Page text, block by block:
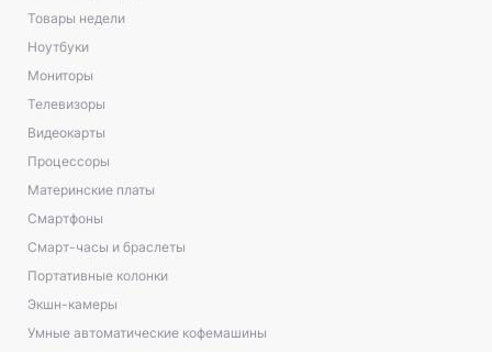
Товары недели
Ноутбуки
Мониторы
Телевизоры
Видеокарты
Процессоры
Материнские платы
Смартфоны
Смарт-часы и браслеты
Портативные колонки
Экшн-камеры
Умные автоматические кофемашины